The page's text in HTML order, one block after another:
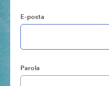
E-posta
Parola